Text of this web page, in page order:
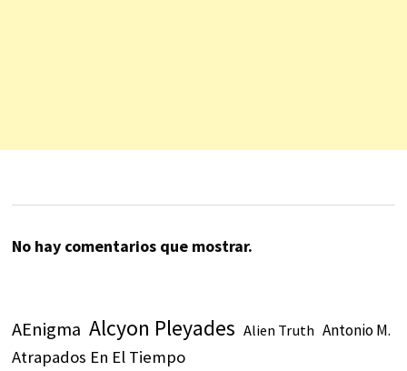
No hay comentarios que mostrar.
AEnigma Alcyon Pleyades Alien Truth Antonio M.
Atrapados En El Tiempo